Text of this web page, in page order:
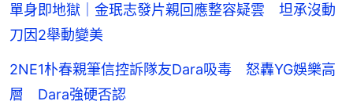
單身即地獄｜金珉志發片親回應整容疑雲 坦承沒動
刀因2舉動變美
2NE1朴春親筆信控訴隊友Dara吸毒 怒轟YG娛樂高
層 Dara強硬否認